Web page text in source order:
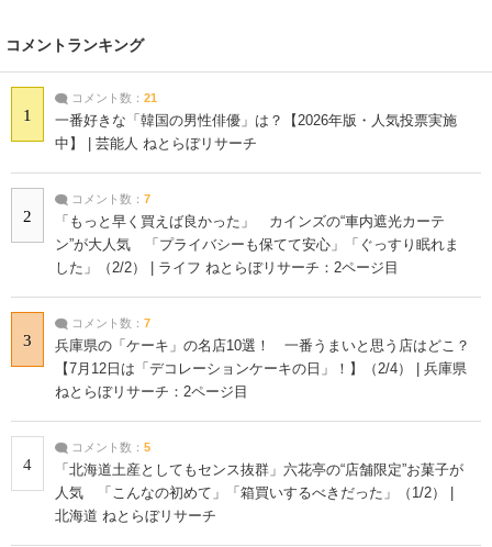
コメントランキング
1
コメント数： 21
一番好きな「韓国の男性俳優」は？【2026年版・人気投票実施
中】 | 芸能人 ねとらぼリサーチ
2
コメント数： 7
「もっと早く買えば良かった」 カインズの“車内遮光カーテ
ン”が大人気 「プライバシーも保てて安心」「ぐっすり眠れま
した」（2/2） | ライフ ねとらぼリサーチ：2ページ目
3
コメント数： 7
兵庫県の「ケーキ」の名店10選！ 一番うまいと思う店はどこ？
【7月12日は「デコレーションケーキの日」！】（2/4） | 兵庫県
ねとらぼリサーチ：2ページ目
4
コメント数： 5
「北海道土産としてもセンス抜群」六花亭の“店舗限定”お菓子が
人気 「こんなの初めて」「箱買いするべきだった」（1/2） |
北海道 ねとらぼリサーチ